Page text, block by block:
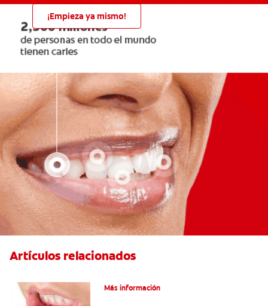
¡Empieza ya mismo!
Artículos relacionados
Más información